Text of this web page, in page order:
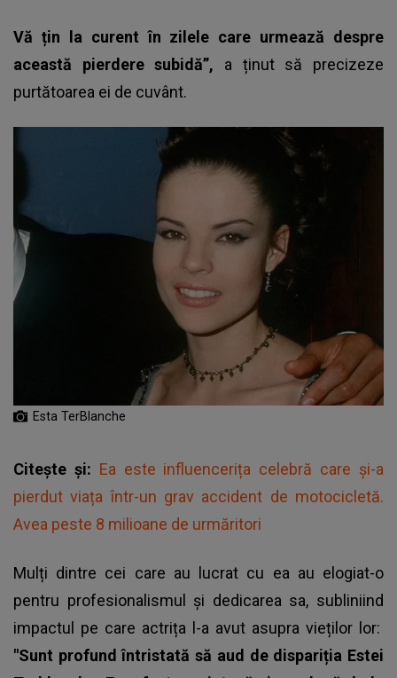
Vă țin la curent în zilele care urmează despre
această pierdere subidă”, a ținut să precizeze
purtătoarea ei de cuvânt.
Esta TerBlanche
Citește și: Ea este influencerița celebră care și-a
pierdut viața într-un grav accident de motocicletă.
Avea peste 8 milioane de urmăritori
Mulți dintre cei care au lucrat cu ea au elogiat-o
pentru profesionalismul și dedicarea sa, subliniind
impactul pe care actrița l-a avut asupra vieților lor:
"Sunt profund întristată să aud de dispariția Estei